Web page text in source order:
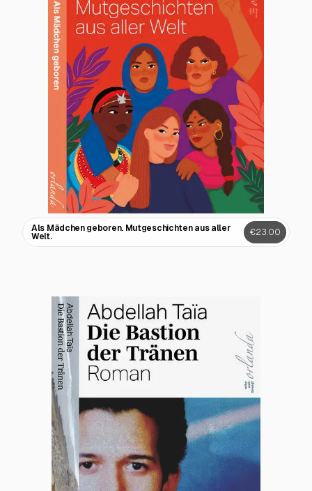
Als Mädchen geboren. Mutgeschichten aus aller
Welt.
€23.00